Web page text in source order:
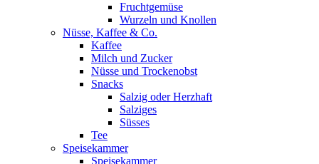
Fruchtgemüse
Wurzeln und Knollen
Nüsse, Kaffee & Co.
Kaffee
Milch und Zucker
Nüsse und Trockenobst
Snacks
Salzig oder Herzhaft
Salziges
Süsses
Tee
Speisekammer
Speisekammer